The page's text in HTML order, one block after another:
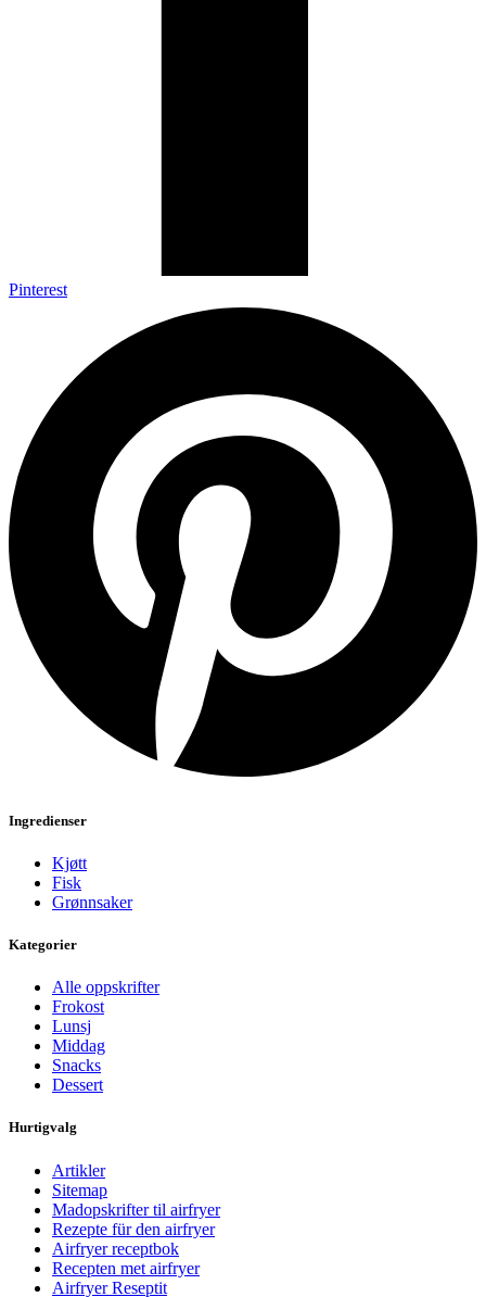
Pinterest
Ingredienser
Kjøtt
Fisk
Grønnsaker
Kategorier
Alle oppskrifter
Frokost
Lunsj
Middag
Snacks
Dessert
Hurtigvalg
Artikler
Sitemap
Madopskrifter til airfryer
Rezepte für den airfryer
Airfryer receptbok
Recepten met airfryer
Airfryer Reseptit